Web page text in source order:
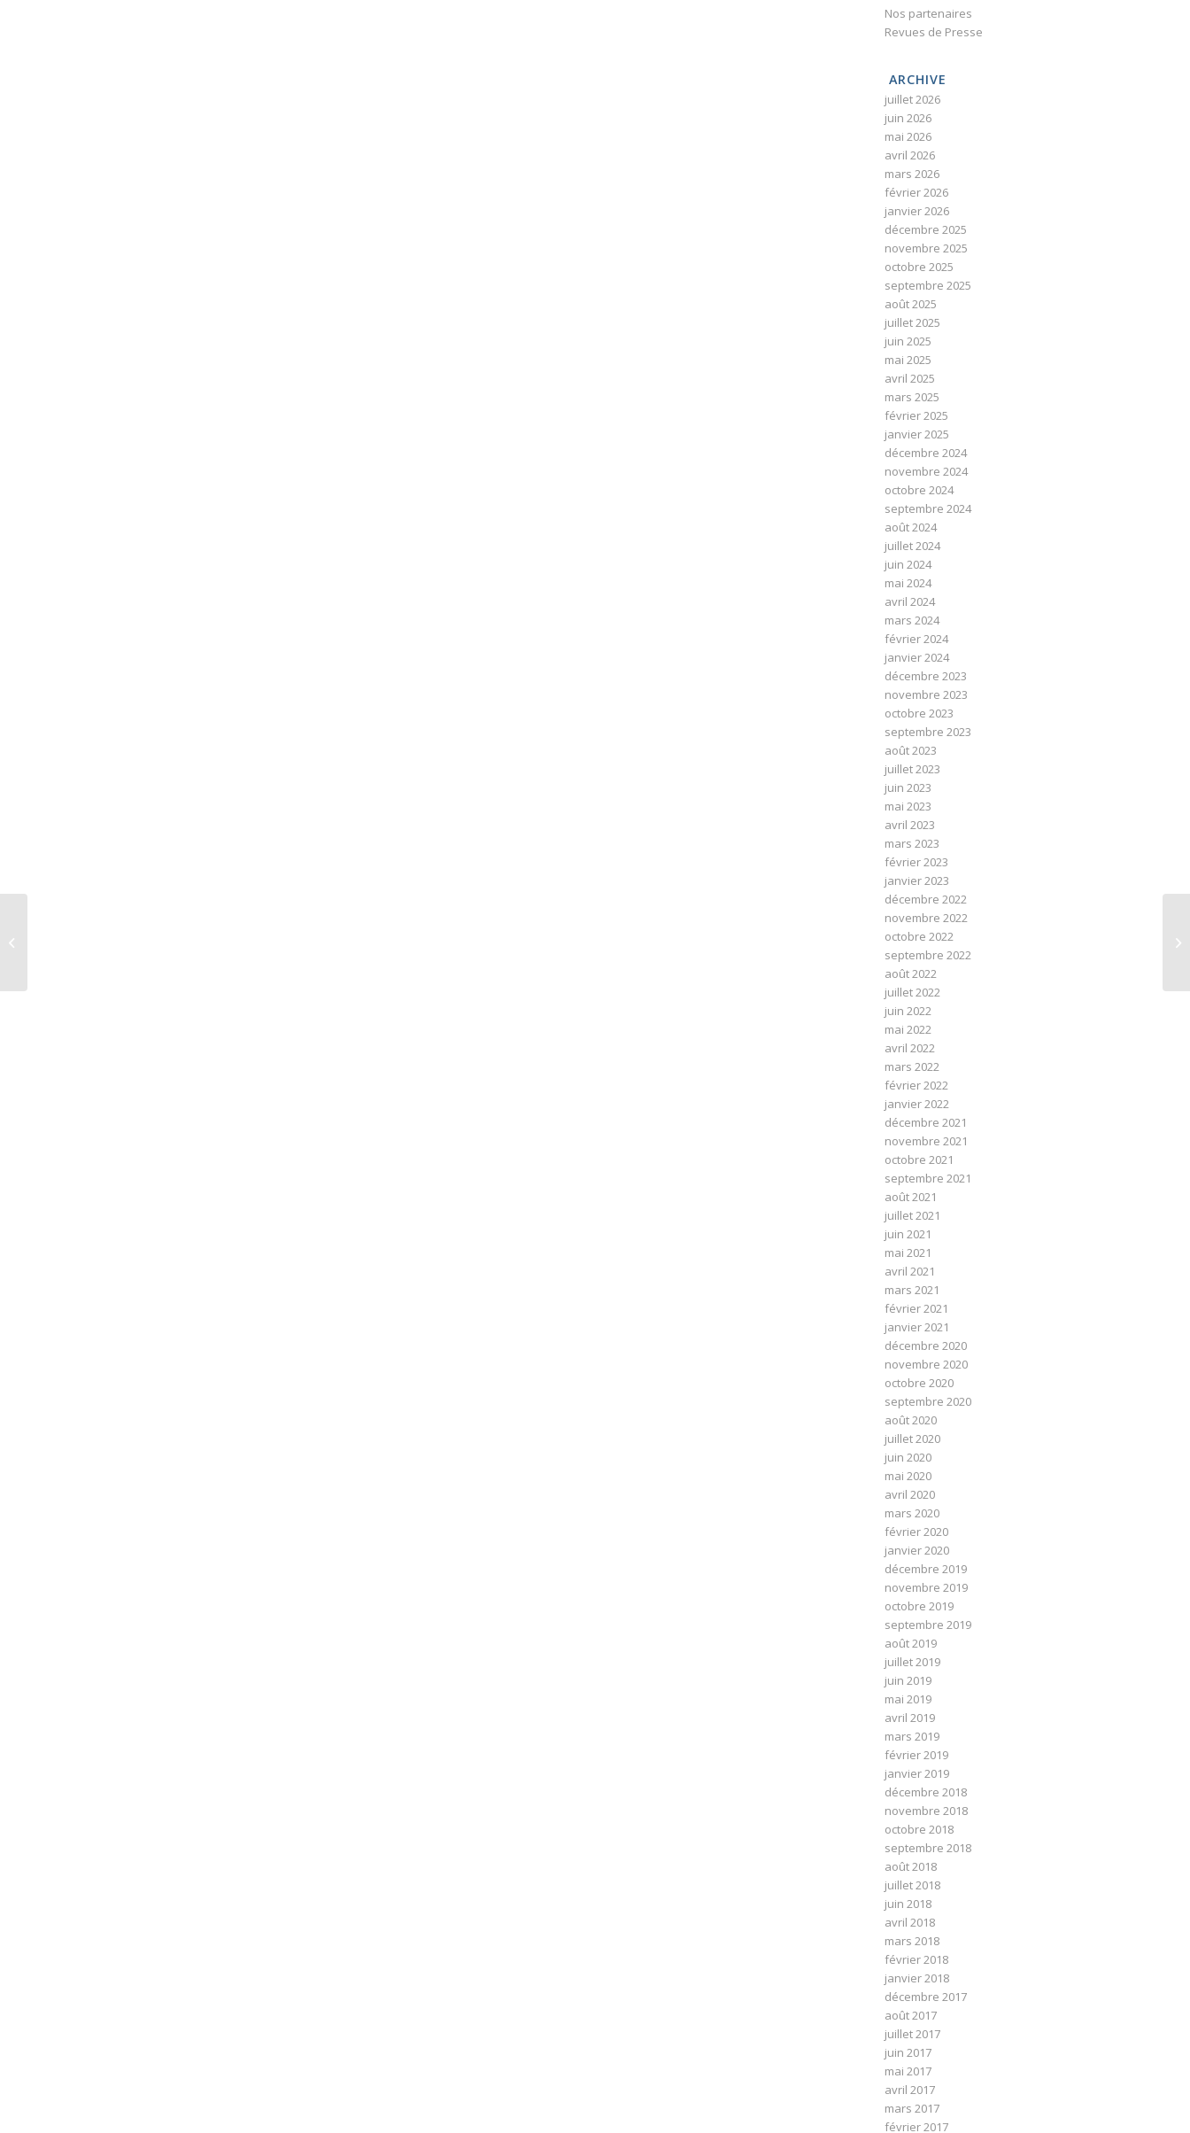
Nos partenaires
Revues de Presse
ARCHIVE
juillet 2026
juin 2026
mai 2026
avril 2026
mars 2026
février 2026
janvier 2026
décembre 2025
novembre 2025
octobre 2025
septembre 2025
août 2025
juillet 2025
juin 2025
mai 2025
avril 2025
mars 2025
février 2025
janvier 2025
décembre 2024
novembre 2024
octobre 2024
septembre 2024
août 2024
juillet 2024
juin 2024
mai 2024
avril 2024
mars 2024
février 2024
janvier 2024
décembre 2023
novembre 2023
octobre 2023
septembre 2023
août 2023
juillet 2023
juin 2023
mai 2023
avril 2023
mars 2023
février 2023
janvier 2023
décembre 2022
novembre 2022
octobre 2022
septembre 2022
août 2022
juillet 2022
juin 2022
mai 2022
avril 2022
mars 2022
février 2022
janvier 2022
décembre 2021
novembre 2021
octobre 2021
septembre 2021
août 2021
juillet 2021
juin 2021
mai 2021
avril 2021
mars 2021
février 2021
janvier 2021
décembre 2020
novembre 2020
octobre 2020
septembre 2020
août 2020
juillet 2020
juin 2020
mai 2020
avril 2020
mars 2020
février 2020
janvier 2020
décembre 2019
novembre 2019
octobre 2019
septembre 2019
août 2019
juillet 2019
juin 2019
mai 2019
avril 2019
mars 2019
février 2019
janvier 2019
décembre 2018
novembre 2018
octobre 2018
septembre 2018
août 2018
juillet 2018
juin 2018
avril 2018
mars 2018
février 2018
janvier 2018
décembre 2017
août 2017
juillet 2017
juin 2017
mai 2017
avril 2017
mars 2017
février 2017